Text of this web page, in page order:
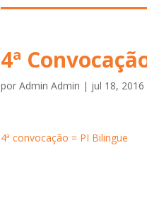
4ª
porAdmin Admin | jul 18, 2016
4ª convocação = PI Bilingue